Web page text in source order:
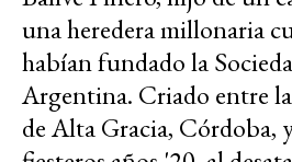
una heredera millonaria
habían fundado la
Argentina. Criado entre
de Alta Gracia, Córdoba,